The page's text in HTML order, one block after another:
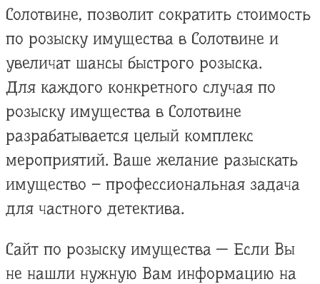
Солотвине, позволит сократить стоимость
по розыску имущества в Солотвине и
увеличат шансы быстрого розыска.
Для каждого конкретного случая по
розыску имущества в Солотвине
разрабатывается целый комплекс
мероприятий. Ваше желание разыскать
имущество – профессиональная задача
для частного детектива.
Сайт по розыску имущества — Если Вы
не нашли нужную Вам информацию на